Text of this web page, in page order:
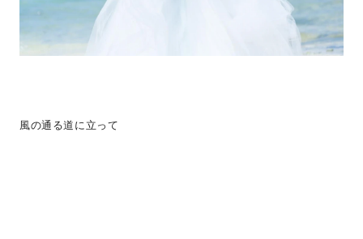
風の通る道に立って